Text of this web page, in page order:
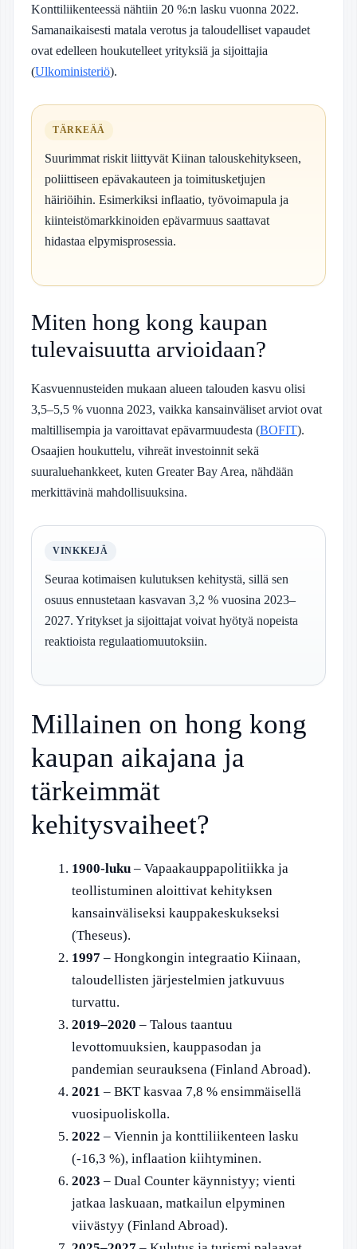
Konttiliikenteessä nähtiin 20 %:n lasku vuonna 2022.
Samanaikaisesti matala verotus ja taloudelliset vapaudet
ovat edelleen houkutelleet yrityksiä ja sijoittajia
(Ulkoministeriö).
TÄRKEÄÄ
Suurimmat riskit liittyvät Kiinan talouskehitykseen,
poliittiseen epävakauteen ja toimitusketjujen
häiriöihin. Esimerkiksi inflaatio, työvoimapula ja
kiinteistömarkkinoiden epävarmuus saattavat
hidastaa elpymisprosessia.
Miten hong kong kaupan
tulevaisuutta arvioidaan?
Kasvuennusteiden mukaan alueen talouden kasvu olisi
3,5–5,5 % vuonna 2023, vaikka kansainväliset arviot ovat
maltillisempia ja varoittavat epävarmuudesta (BOFIT).
Osaajien houkuttelu, vihreät investoinnit sekä
suuraluehankkeet, kuten Greater Bay Area, nähdään
merkittävinä mahdollisuuksina.
VINKKEJÄ
Seuraa kotimaisen kulutuksen kehitystä, sillä sen
osuus ennustetaan kasvavan 3,2 % vuosina 2023–
2027. Yritykset ja sijoittajat voivat hyötyä nopeista
reaktioista regulaatiomuutoksiin.
Millainen on hong kong
kaupan aikajana ja
tärkeimmät
kehitysvaiheet?
1900-luku – Vapaakauppapolitiikka ja
teollistuminen aloittivat kehityksen
kansainväliseksi kauppakeskukseksi
(Theseus).
1997 – Hongkongin integraatio Kiinaan,
taloudellisten järjestelmien jatkuvuus
turvattu.
2019–2020 – Talous taantuu
levottomuuksien, kauppasodan ja
pandemian seurauksena (Finland Abroad).
2021 – BKT kasvaa 7,8 % ensimmäisellä
vuosipuoliskolla.
2022 – Viennin ja konttiliikenteen lasku
(-16,3 %), inflaation kiihtyminen.
2023 – Dual Counter käynnistyy; vienti
jatkaa laskuaan, matkailun elpyminen
viivästyy (Finland Abroad).